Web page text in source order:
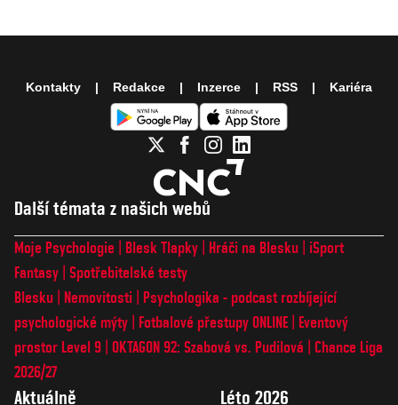
Další témata z našich webů
Moje Psychologie Blesk Tlapky Hráči na Blesku
iSport
Fantasy Spotřebitelské testy
Blesku
Nemovitosti
Psychologika - podcast rozbíjející
psychologické mýty
Fotbalové přestupy ONLINE
Eventový
prostor Level 9 OKTAGON 92: Szabová vs. Pudilová
Chance Liga
2026/27
Aktuálně Léto 2026
Kontakty Redakce Inzerce RSS Kariéra